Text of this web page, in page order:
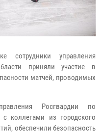
сотрудники управления
приняли участие в
матчей, проводимых
Росгвардии по
коллегами из городского
обеспечили безопасность